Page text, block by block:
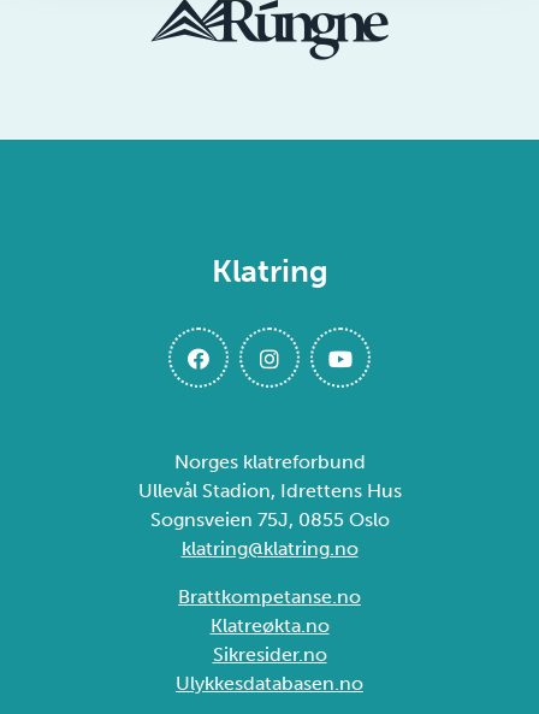
Klatring
Norges klatreforbund
Ullevål Stadion, Idrettens Hus
Sognsveien 75J, 0855 Oslo
klatring@klatring.no
Brattkompetanse.no
Klatreøkta.no
Sikresider.no
Ulykkesdatabasen.no